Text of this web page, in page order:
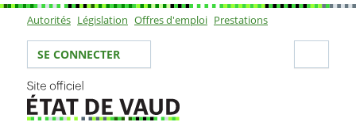
Sous-navigation
Autorités Législation Offres d'emploi Prestations
Votre identité
SE CONNECTER